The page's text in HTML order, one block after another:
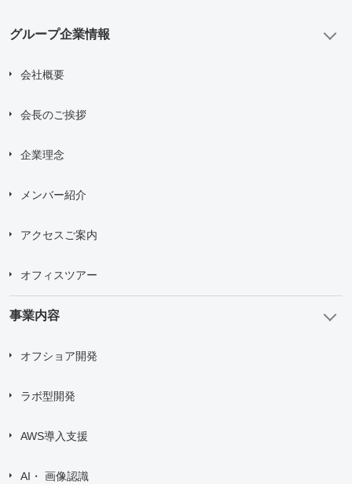
グループ企業情報
会社概要
会長のご挨拶
企業理念
メンバー紹介
アクセスご案内
オフィスツアー
事業内容
オフショア開発
ラボ型開発
AWS導入支援
AI・ 画像認識